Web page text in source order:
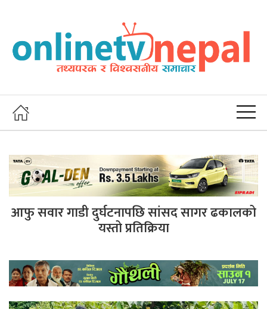
आफु सवार गाडी दुर्घटनापछि सांसद सागर ढकालको
यस्तो प्रतिक्रिया